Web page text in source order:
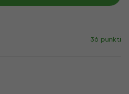
36 punkti